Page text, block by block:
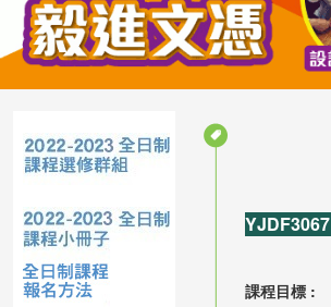
YJDF3067
課程目標 :